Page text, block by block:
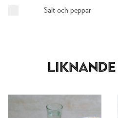
Salt och peppar